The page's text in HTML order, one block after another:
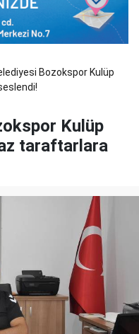
Bozokspor Kulüp
Kulüp
taraftarlara